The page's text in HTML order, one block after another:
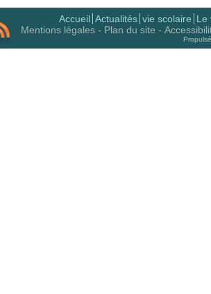
Accueil Actualités vie scolaire Le
Mentions légales - Plan du site -